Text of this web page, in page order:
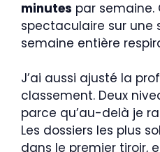
minutes par semaine.
spectaculaire sur une
semaine entière
J’ai aussi ajusté la
classement. Deux
parce qu’au-delà je
Les dossiers les plus
dans le premier tiroir,